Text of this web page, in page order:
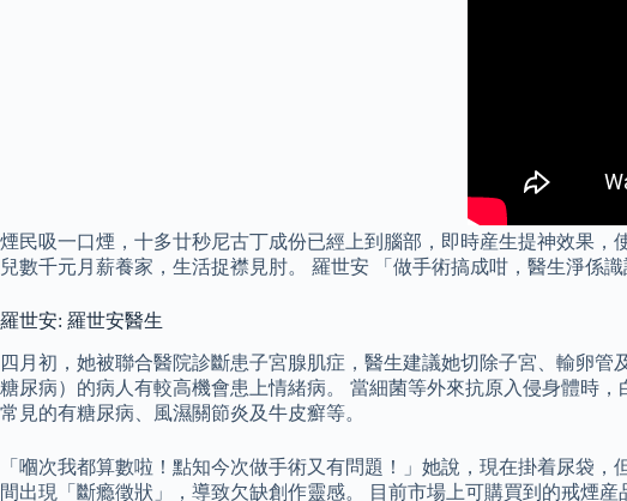
煙民吸一口煙，十多廿秒尼古丁成份已經上到腦部，即時産生提神效果
兒數千元月薪養家，生活捉襟見肘。 羅世安 「做手術搞成咁，醫生淨係
羅世安: 羅世安醫生
四月初，她被聯合醫院診斷患子宮腺肌症，醫生建議她切除子宮、輸卵
糖尿病）的病人有較高機會患上情緒病。 當細菌等外來抗原入侵身體時
常見的有糖尿病、風濕關節炎及牛皮癬等。
「嗰次我都算數啦！點知今次做手術又有問題！」她說，現在掛着尿袋
間出現「斷瘾徵狀」，導致欠缺創作靈感。 目前市場上可購買到的戒煙産